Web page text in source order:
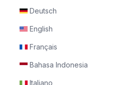
Deutsch
English
Français
Bahasa Indonesia
Italiano